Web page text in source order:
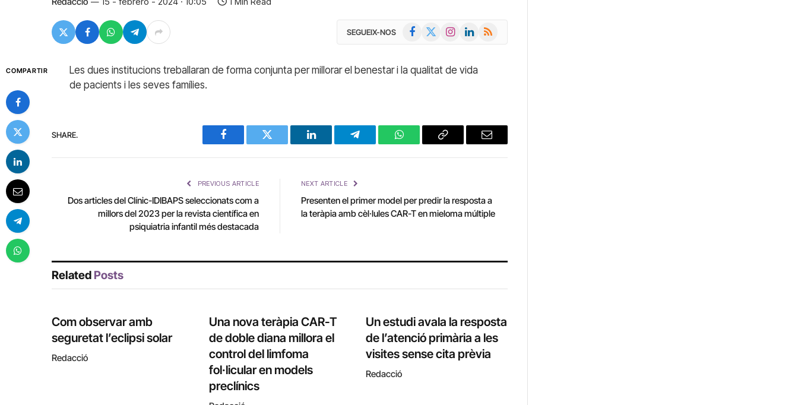
SEGUEIX-NOS Facebook InstagramLinkedIn
RSS
COMPARTIR
Les dues institucions treballaran de forma conjunta per millorar el benestar i la qualitat de vida
de pacients i les seves famílies.
SHARE.
Facebook Twitter LinkedIn Telegram WhatsAppCopy
Email
PREVIOUS ARTICLE
Dos articles del Clínic-IDIBAPS seleccionats com a
millors del 2023 per la revista científica en
psiquiatria infantil més destacada
NEXT ARTICLE
Presenten el primer model per predir la resposta a
la teràpia amb cèl·lules CAR-T en mieloma múltiple
Related Posts
Com observar amb
seguretat l’eclipsi solar
Redacció
Una nova teràpia CAR-T
de doble diana millora el
control del limfoma
fol·licular en models
preclínics
Un estudi avala la resposta
de l’atenció primària a les
visites sense cita prèvia
Redacció